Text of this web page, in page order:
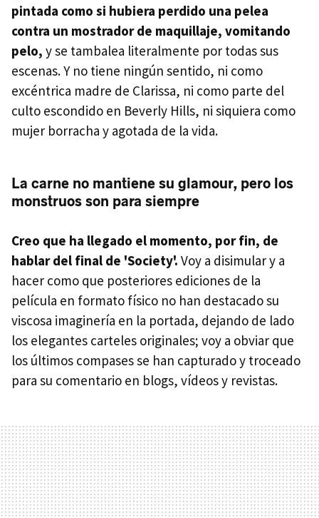
pintada como si hubiera perdido una pelea
contra un mostrador de maquillaje, vomitando
pelo, y se tambalea literalmente por todas sus
escenas. Y no tiene ningún sentido, ni como
excéntrica madre de Clarissa, ni como parte del
culto escondido en Beverly Hills, ni siquiera como
mujer borracha y agotada de la vida.
La carne no mantiene su glamour, pero los
monstruos son para siempre
Creo que ha llegado el momento, por fin, de
hablar del final de 'Society'. Voy a disimular y a
hacer como que posteriores ediciones de la
película en formato físico no han destacado su
viscosa imaginería en la portada, dejando de lado
los elegantes carteles originales; voy a obviar que
los últimos compases se han capturado y troceado
para su comentario en blogs, vídeos y revistas.